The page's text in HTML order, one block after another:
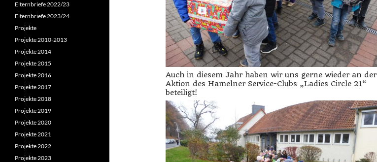
Auch in diesem Jahr haben wir uns gerne wieder an der
Aktion des Hamelner Service-Clubs „Ladies Circle 21“
beteiligt!
Elternbriefe 2022/23
Elternbriefe 2023/24
Projekte
Projekte 2010-2013
Projekte 2014
Projekte 2015
Projekte 2016
Projekte 2017
Projekte 2018
Projekte 2019
Projekte 2020
Projekte 2021
Projekte 2022
Projekte 2023